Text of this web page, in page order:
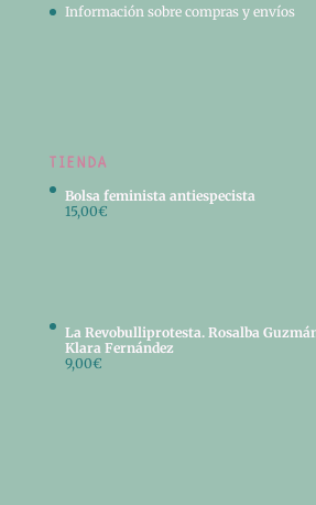
Información sobre compras y envíos
TIENDA
Bolsa feminista antiespecista
15,00€
La Revobulliprotesta. Rosalba
Klara Fernández
9,00€